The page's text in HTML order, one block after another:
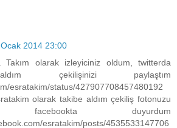
2014 23:00
Takım olarak izleyiciniz oldum, twitterda
çekilişinizi paylaştım
esratakim/status/427907708457480192
olarak takibe aldım çekiliş fotonuzu
facebookta duyurdum
esratakim/posts/4535533147706